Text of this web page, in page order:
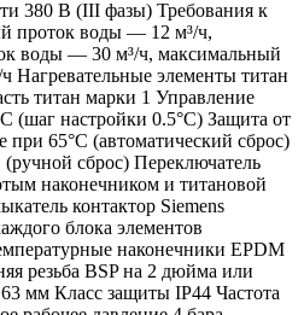
380 В (III фазы) Требования к
проток воды — 12 м³/ч,
воды — 30 м³/ч, максимальный
Нагревательные элементы титан
титан марки 1 Управление
(шаг настройки 0.5°C) Защита от
при 65°C (автоматический сброс)
сброс) Переключатель
наконечником и титановой
контактор Siemens
блока элементов
наконечники EPDM
резьба BSP на 2 дюйма или
мм Класс защиты IP44 Частота